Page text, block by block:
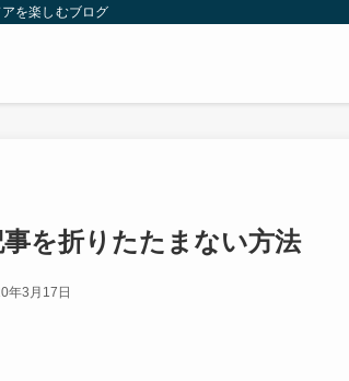
を楽しむブログ
を折りたたまない方法
年3月17日